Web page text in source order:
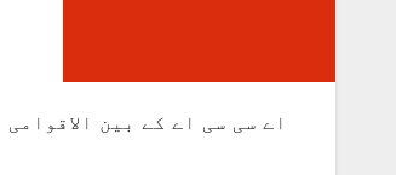
اے سی سی اے کے بین الاقوامی امتحانات میں 4پاکستانی